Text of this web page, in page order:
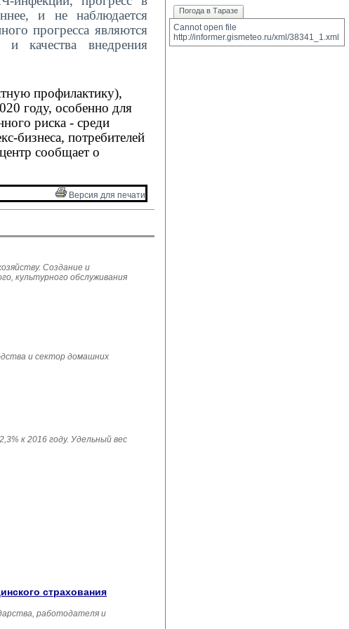
и не наблюдается
прогресса являются
и качества внедрения
профилактику),
году, особенно для
риска - среди
бизнеса, потребителей
сообщает о
Версия для печати
Создание и
культурного обслуживания
и сектор домашних
к 2016 году. Удельный вес
страхования
работодателя и
Погода в Таразе
Cannot open file
http://informer.gismeteo.ru/xml/38341_1.xml